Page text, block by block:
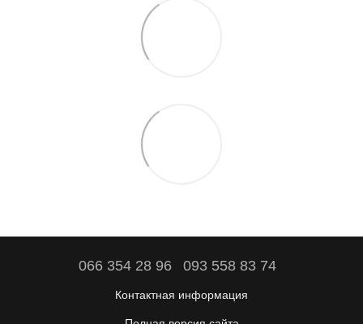
066 354 28 96 093 558 83 74
Контактная информация